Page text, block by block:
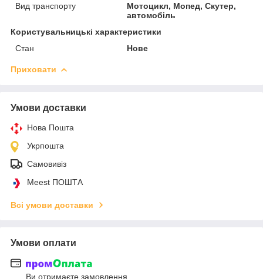
Вид транспорту
Мотоцикл, Мопед, Скутер,
автомобіль
Користувальницькі характеристики
Стан
Нове
Приховати
Умови доставки
Нова Пошта
Укрпошта
Самовивіз
Meest ПОШТА
Всі умови доставки
Умови оплати
Ви отримаєте замовлення